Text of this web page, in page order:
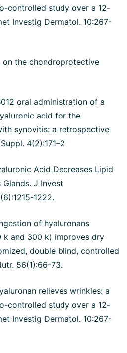
controlled study over a 12-
Investig Dermatol. 10:267-
on the chondroprotective
oral administration of a
acid for the
synovitis: a retrospective
4(2):171–2
Acid Decreases Lipid
Glands. J Invest
1222.
of hyaluronans
k and 300 k) improves dry
double blind, controlled
56(1):66-73.
relieves wrinkles: a
controlled study over a 12-
Investig Dermatol. 10:267-